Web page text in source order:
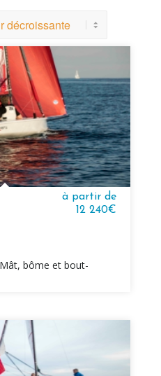
à partir de
12 240€
bôme et bout-